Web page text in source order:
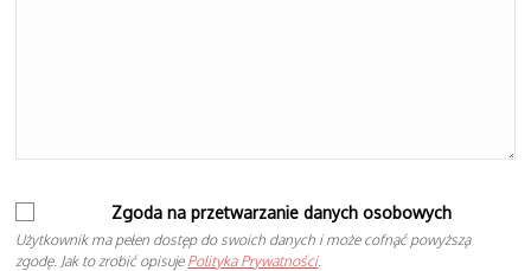
Zgoda na przetwarzanie danych osobowych
Użytkownik ma pełen dostęp do swoich danych i może cofnąć powyższą
zgodę. Jak to zrobić opisuje Polityka Prywatności.